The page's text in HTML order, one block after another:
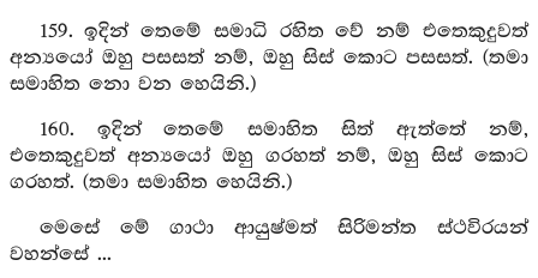
159. ඉදින් තෙමේ සමාධි රහිත වේ නම් එතෙකුදුවත්
අන්‍යයෝ ඔහු පසසත් නම්, ඔහු සිස් කොට පසසත්. (තමා
සමාහිත නො වන හෙයිනි.)
160. ඉදින් තෙමේ සමාහිත සිත් ඇත්තේ නම්,
එතෙකුදුවත් අන්‍යයෝ ඔහු ගරහත් නම්, ඔහු සිස් කොට
ගරහත්. (තමා සමාහිත හෙයිනි.)
මෙසේ මේ ගාථා ආයුෂ්මත් සිරිමන්ත ස්ථවිරයන්
වහන්සේ ...